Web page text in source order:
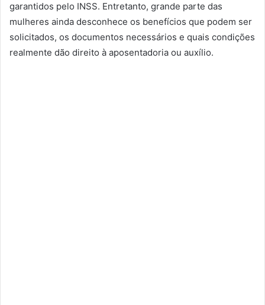
garantidos pelo INSS. Entretanto, grande parte das
mulheres ainda desconhece os benefícios que podem ser
solicitados, os documentos necessários e quais condições
realmente dão direito à aposentadoria ou auxílio.